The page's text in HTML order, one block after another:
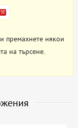
премахнете някои
на търсене.